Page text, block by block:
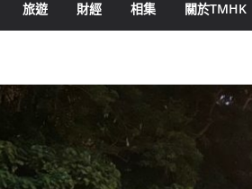
旅遊 財經 相集 關於TMHK